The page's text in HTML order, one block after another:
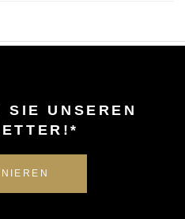
SIE UNSEREN